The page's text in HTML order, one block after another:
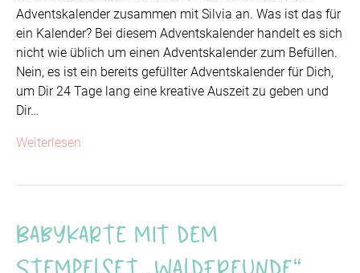
Adventskalender zusammen mit Silvia an. Was ist das für
ein Kalender? Bei diesem Adventskalender handelt es sich
nicht wie üblich um einen Adventskalender zum Befüllen.
Nein, es ist ein bereits gefüllter Adventskalender für Dich,
um Dir 24 Tage lang eine kreative Auszeit zu geben und
Dir…
Weiterlesen
Babykarte mit dem